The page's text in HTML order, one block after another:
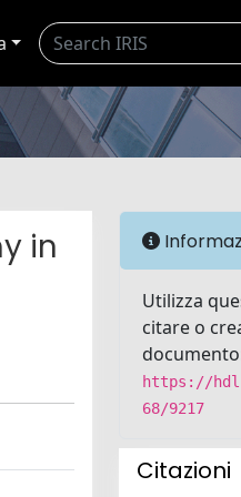
in
Utilizza
citare o
https://
68/9217
Citazioni